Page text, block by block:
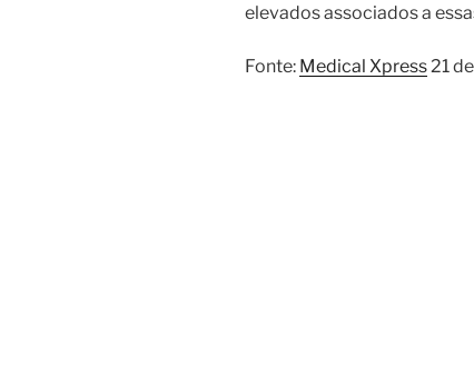
elevados associados a
Fonte: Medical Xpress 21